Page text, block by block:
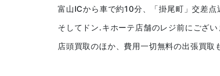
富山ICから車で約10分、「掛尾町」交差点
そしてドン.キホーテ店舗のレジ前にござ
店頭買取のほか、費用一切無料の出張買取